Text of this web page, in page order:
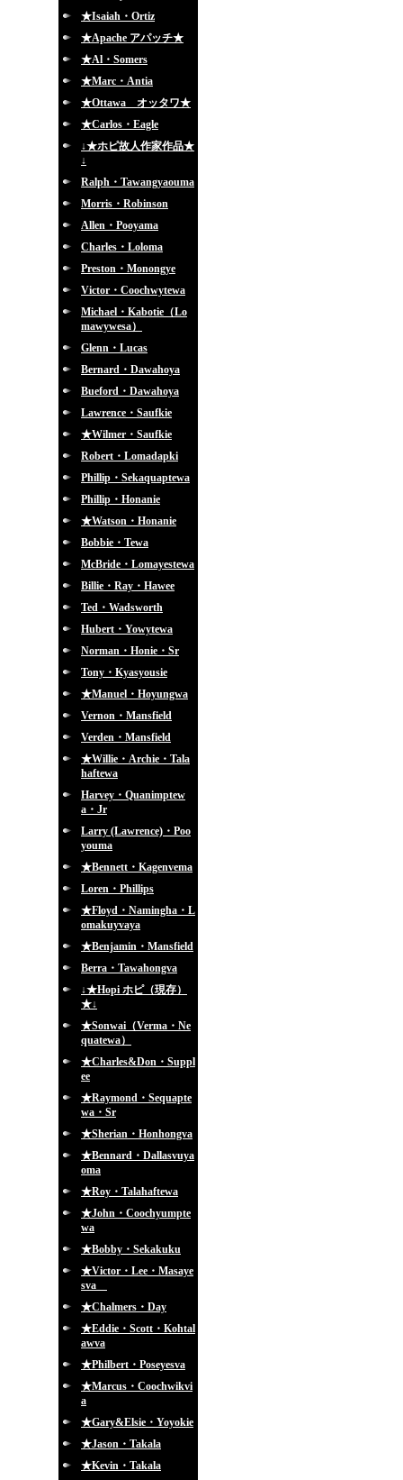
★Isaiah・Ortiz
★Apache アパッチ★
★Al・Somers
★Marc・Antia
★Ottawa オッタワ★
★Carlos・Eagle
↓★ホピ故人作家作品★
↓
Ralph・Tawangyaouma
Morris・Robinson
Allen・Pooyama
Charles・Loloma
Preston・Monongye
Victor・Coochwytewa
Michael・Kabotie（Lo
mawywesa）
Glenn・Lucas
Bernard・Dawahoya
Bueford・Dawahoya
Lawrence・Saufkie
★Wilmer・Saufkie
Robert・Lomadapki
Phillip・Sekaquaptewa
Phillip・Honanie
★Watson・Honanie
Bobbie・Tewa
McBride・Lomayestewa
Billie・Ray・Hawee
Ted・Wadsworth
Hubert・Yowytewa
Norman・Honie・Sr
Tony・Kyasyousie
★Manuel・Hoyungwa
Vernon・Mansfield
Verden・Mansfield
★Willie・Archie・Tala
haftewa
Harvey・Quanimptew
a・Jr
Larry (Lawrence)・Poo
youma
★Bennett・Kagenvema
Loren・Phillips
★Floyd・Namingha・L
omakuyvaya
★Benjamin・Mansfield
Berra・Tawahongva
↓★Hopi ホピ（現存）
★↓
★Sonwai（Verma・Ne
quatewa）
★Charles&Don・Suppl
ee
★Raymond・Sequapte
wa・Sr
★Sherian・Honhongva
★Bennard・Dallasvuya
oma
★Roy・Talahaftewa
★John・Coochyumpte
wa
★Bobby・Sekakuku
★Victor・Lee・Masaye
sva
★Chalmers・Day
★Eddie・Scott・Kohtal
awva
★Philbert・Poseyesva
★Marcus・Coochwikvi
a
★Gary&Elsie・Yoyokie
★Jason・Takala
★Kevin・Takala